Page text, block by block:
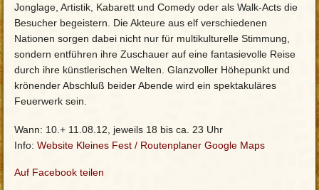
Jonglage, Artistik, Kabarett und Comedy oder als Walk-Acts die
Besucher begeistern. Die Akteure aus elf verschiedenen
Nationen sorgen dabei nicht nur für multikulturelle Stimmung,
sondern entführen ihre Zuschauer auf eine fantasievolle Reise
durch ihre künstlerischen Welten. Glanzvoller Höhepunkt und
krönender Abschluß beider Abende wird ein spektakuläres
Feuerwerk sein.
Wann: 10.+ 11.08.12, jeweils 18 bis ca. 23 Uhr
Info: Website Kleines Fest / Routenplaner Google Maps
Auf Facebook teilen